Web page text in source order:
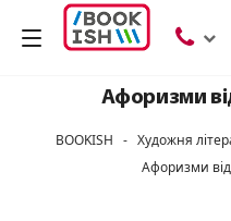
Афоризми
BOOKISH - Художня
Афоризми